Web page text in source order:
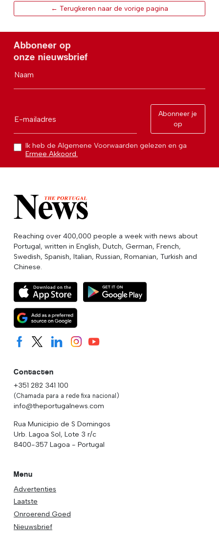
← Terugkeren naar de vorige pagina
Abboneer op
onze nieuwsbrief
Naam
E-mailadres
Abonneer je
op
Ik heb de Algemene Voorwaarden gelezen en ga
Ermee Akkoord.
Reaching over 400,000 people a week with news about
Portugal, written in English, Dutch, German, French,
Swedish, Spanish, Italian, Russian, Romanian, Turkish and
Chinese.
Contacten
+351 282 341 100
(Chamada para a rede fixa nacional)
info@theportugalnews.com
Rua Municipio de S Domingos
Urb. Lagoa Sol, Lote 3 r/c
8400-357 Lagoa - Portugal
Menu
Advertenties
Laatste
Onroerend Goed
Nieuwsbrief